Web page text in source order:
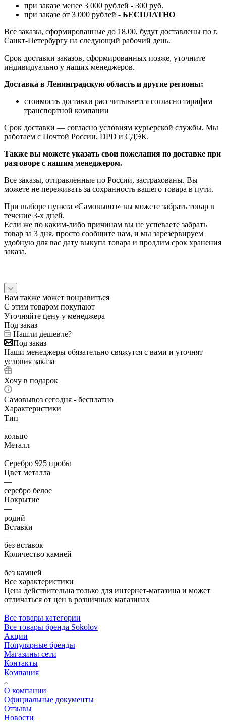
при заказе менее 3 000 рублей - 300 руб.
при заказе от 3 000 рублей - БЕСПЛАТНО
Все заказы, сформированные до 18.00, будут доставлены по г.
Санкт-Петербургу на следующий рабочий день.
Срок доставки заказов, сформированных позже, уточните
индивидуально у наших менеджеров.
Доставка в Ленинградскую область и другие регионы:
стоимость доставки рассчитывается согласно тарифам
транспортной компании
Срок доставки — согласно условиям курьерской службы. Мы
работаем с Почтой России, DPD и СДЭК.
Также вы можете указать свои пожелания по доставке при
разговоре с нашим менеджером.
Все заказы, отправленные по России, застрахованы. Вы
можете не переживать за сохранность вашего товара в пути.
При выборе пункта «Самовывоз» вы можете забрать товар в
течение 3-х дней.
Если же по каким-либо причинам вы не успеваете забрать
товар за 3 дня, просто сообщите нам, и мы зарезервируем
удобную для вас дату выкупа товара и продлим срок хранения
заказа.
Вам также может понравиться
С этим товаром покупают
Уточняйте цену у менеджера
Под заказ
Нашли дешевле?
Под заказ
Наши менеджеры обязательно свяжутся с вами и уточнят
условия заказа
Хочу в подарок
Самовывоз сегодня - бесплатно
Характеристики
Тип
—
кольцо
Металл
—
Серебро 925 пробы
Цвет металла
—
серебро белое
Покрытие
—
родий
Вставки
—
без вставок
Количество камней
—
без камней
Все характеристики
Цена действительна только для интернет-магазина и может
отличаться от цен в розничных магазинах
Все товары категории
Все товары бренда Sokolov
Акции
Популярные бренды
Магазины сети
Контакты
Компания
О компании
Официальные документы
Отзывы
Новости